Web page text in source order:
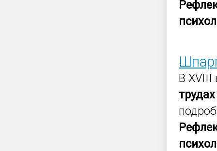
В XVIII
трудах